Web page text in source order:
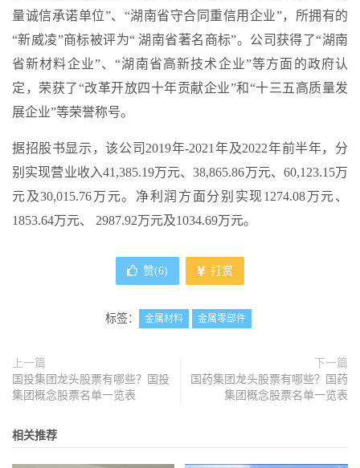
量诚信承诺单位”、“湖南省守合同重信用企业”，所拥有的
“新威凌”商标被评为“ 湖南省著名商标”。公司获得了“湖南
省新材料企业”、“湖南省高新技术企业”等方面的政府认
定，荣获了“改革开放四十年贡献企业”和“十三五高质量发
展企业”等荣誉称号。
据招股书显示，该公司2019年-2021年及2022年前半年，分
别实现营业收入41,385.19万元、38,865.86万元、60,123.15万
元及30,015.76万元。净利润方面分别实现1274.08万元、
1853.64万元、 2987.92万元及1034.69万元。
赞(6) 打赏
标签： 金属材料 金属零部件
上一篇
国投集团龙头股票有哪些？国投
集团概念股票名单一览表
下一篇
国药集团龙头股票有哪些？国药
集团概念股票名单一览表
相关推荐